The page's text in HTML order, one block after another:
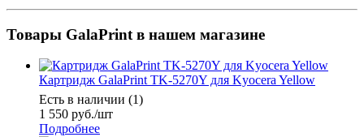
Товары GalaPrint в нашем магазине
Картридж GalaPrint TK-5270Y для Kyocera Yellow
Есть в наличии (1)
1 550 руб./шт
Подробнее